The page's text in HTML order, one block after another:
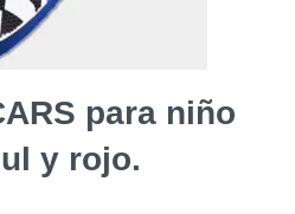
para niño
y rojo.